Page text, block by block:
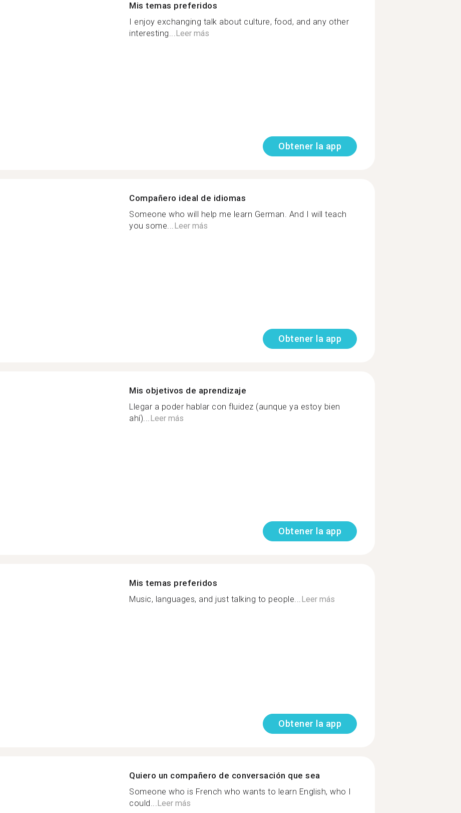
Mis temas preferidos
I enjoy exchanging talk about culture, food, and any other
interesting...Leer más
Obtener la app
Compañero ideal de idiomas
Someone who will help me learn German. And I will teach
you some...Leer más
Obtener la app
Mis objetivos de aprendizaje
Llegar a poder hablar con fluidez (aunque ya estoy bien
ahí)...Leer más
Obtener la app
Mis temas preferidos
Music, languages, and just talking to people...Leer más
Obtener la app
Quiero un compañero de conversación que sea
Someone who is French who wants to learn English, who I
could...Leer más